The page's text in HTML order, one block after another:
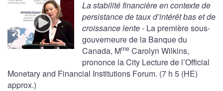
La stabilité financière en contexte de
persistance de taux d’intérêt bas et de
croissance lente- La première sous-
gouverneure de la Banque du
Canada, Mme Carolyn Wilkins,
prononce la City Lecture de l’Official
Monetary and Financial Institutions Forum. (7 h 5 (HE)
approx.)